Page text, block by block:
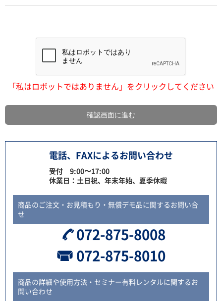
「私はロボットではありません」をクリックしてください
電話、FAXによるお問い合わせ
受付 9:00〜17:00
休業日：土日祝、年末年始、夏季休暇
商品のご注文・お見積もり・無償デモ品に関するお問い合
せ
072-875-8008
072-875-8010
商品の詳細や使用方法・セミナー有料レンタルに関するお
問い合わせ